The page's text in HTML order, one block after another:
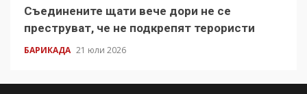
Съединените щати вече дори не се
преструват, че не подкрепят терористи
БАРИКАДА 21 юли 2026